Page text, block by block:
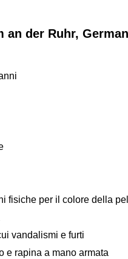
an der Ruhr,
fisiche per il colore della
vandalismi e furti
e rapina a mano armata